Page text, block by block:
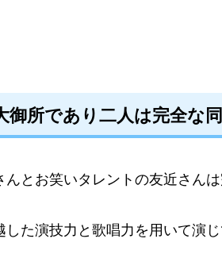
御所であり二人は完全な
とお笑いタレントの友近さんは
た演技力と歌唱力を用いて演